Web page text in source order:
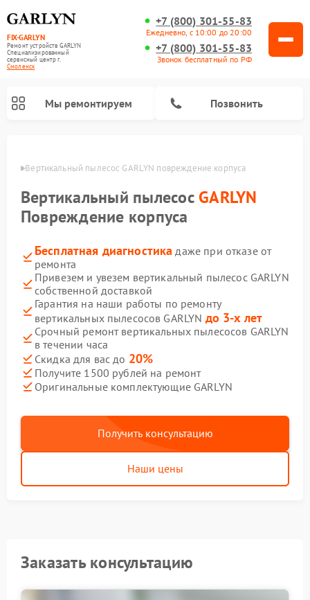
FIX-GARLYN
Ремонт устройств GARLYN
Специализированный
cервисный центр г.
Смоленск
+7 (800) 301-55-83
Ежедневно, с 10:00 до 20:00
+7 (800) 301-55-83
Звонок бесплатный по РФ
Мы ремонтируем Позвонить
Вертикальный пылесос GARLYN повреждение корпуса
Вертикальный пылесос GARLYN
Повреждение корпуса
Бесплатная диагностика даже при отказе от
ремонта
Привезем и увезем вертикальный пылесос GARLYN
собственной доставкой
Гарантия на наши работы по ремонту
вертикальных пылесосов GARLYN до 3-х лет
Срочный ремонт вертикальных пылесосов GARLYN
в течении часа
Скидка для вас до 20%
Получите 1500 рублей на ремонт
Оригинальные комплектующие GARLYN
Получить консультацию
Наши цены
Заказать консультацию